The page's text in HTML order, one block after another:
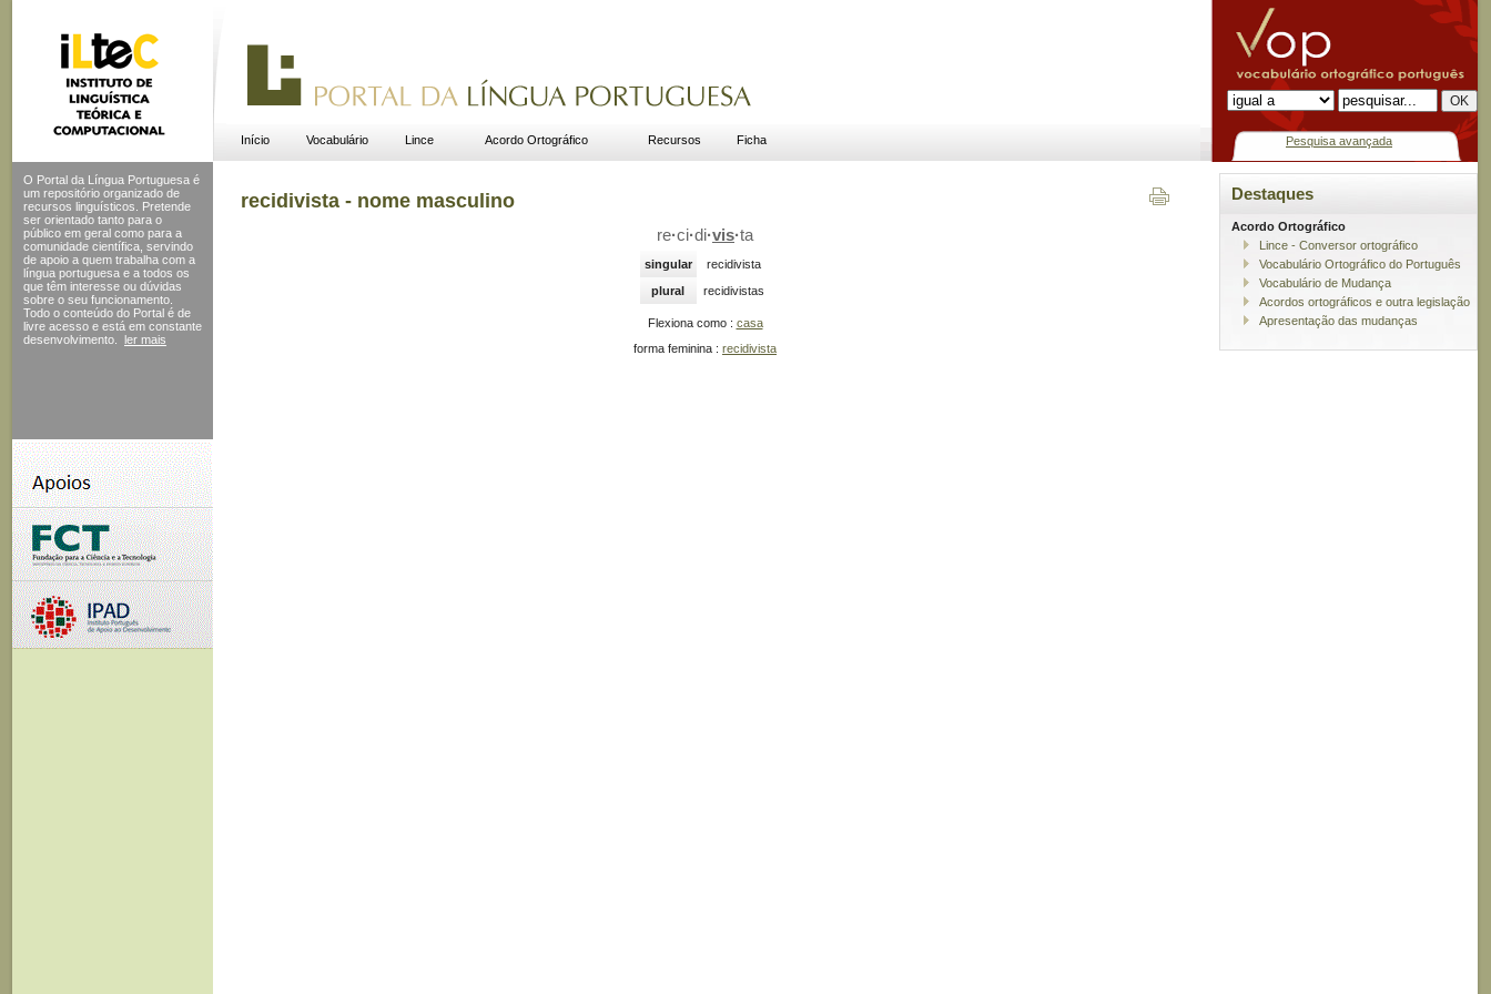
Início Vocabulário Lince Acordo Ortográfico Recursos Ficha Pesquisa avançada
O Portal da Língua Portuguesa é
um repositório organizado de
recursos linguísticos. Pretende
ser orientado tanto para o
público em geral como para a
comunidade científica, servindo
de apoio a quem trabalha com a
língua portuguesa e a todos os
que têm interesse ou dúvidas
sobre o seu funcionamento.
Todo o conteúdo do Portal é de
livre acesso e está em constante
desenvolvimento.
ler mais
recidivista - nome masculino
re·ci·di·vis·ta
singular
recidivista
plural
recidivistas
Flexiona como : casa
forma feminina : recidivista
Destaques
Acordo Ortográfico
Lince - Conversor ortográfico
Vocabulário Ortográfico do Português
Vocabulário de Mudança
Acordos ortográficos e outra legislação
Apresentação das mudanças